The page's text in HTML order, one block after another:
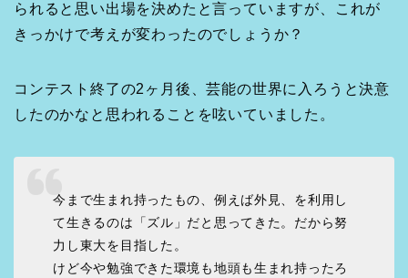
られると思い出場を決めたと言っていますが、これが
きっかけで考えが変わったのでしょうか？
コンテスト終了の2ヶ月後、芸能の世界に入ろうと決意
したのかなと思われることを呟いていました。
今まで生まれ持ったもの、例えば外見、を利用し
て生きるのは「ズル」だと思ってきた。だから努
力し東大を目指した。
けど今や勉強できた環境も地頭も生まれ持ったろ